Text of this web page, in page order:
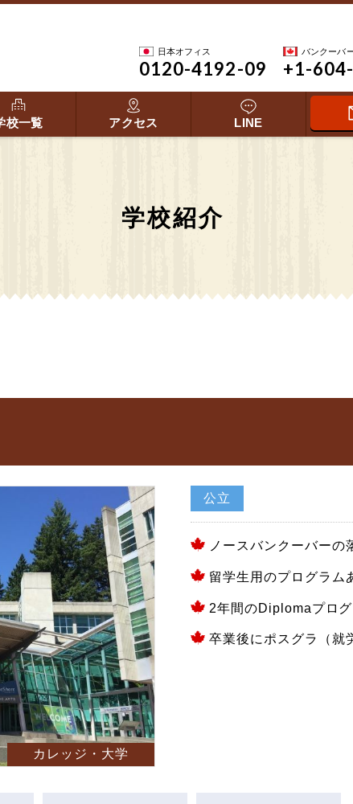
日本オフィス
0120-4192-09
バンクーバ
+1-
校一覧 アクセス LINE
学校紹介
カレッジ・大学
公立
ノースバンクーバーの
留学生用のプログラム
2年間のDiplomaプロ
卒業後にポスグラ（就